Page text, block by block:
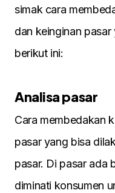
simak cara
dan keinginan
berikut ini:
Analisa pasar
Cara membedakan
pasar yang bisa
pasar. Di pasar ada
diminati konsumen